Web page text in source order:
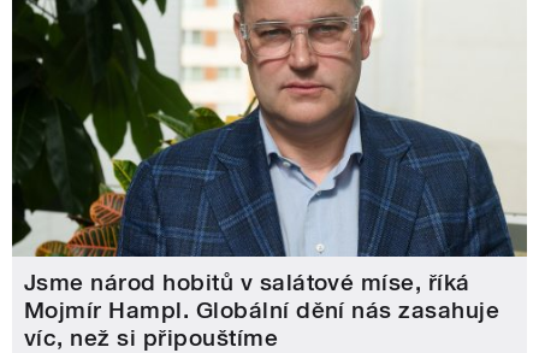
Jsme národ hobitů v salátové míse, říká
Mojmír Hampl. Globální dění nás zasahuje
víc, než si připouštíme